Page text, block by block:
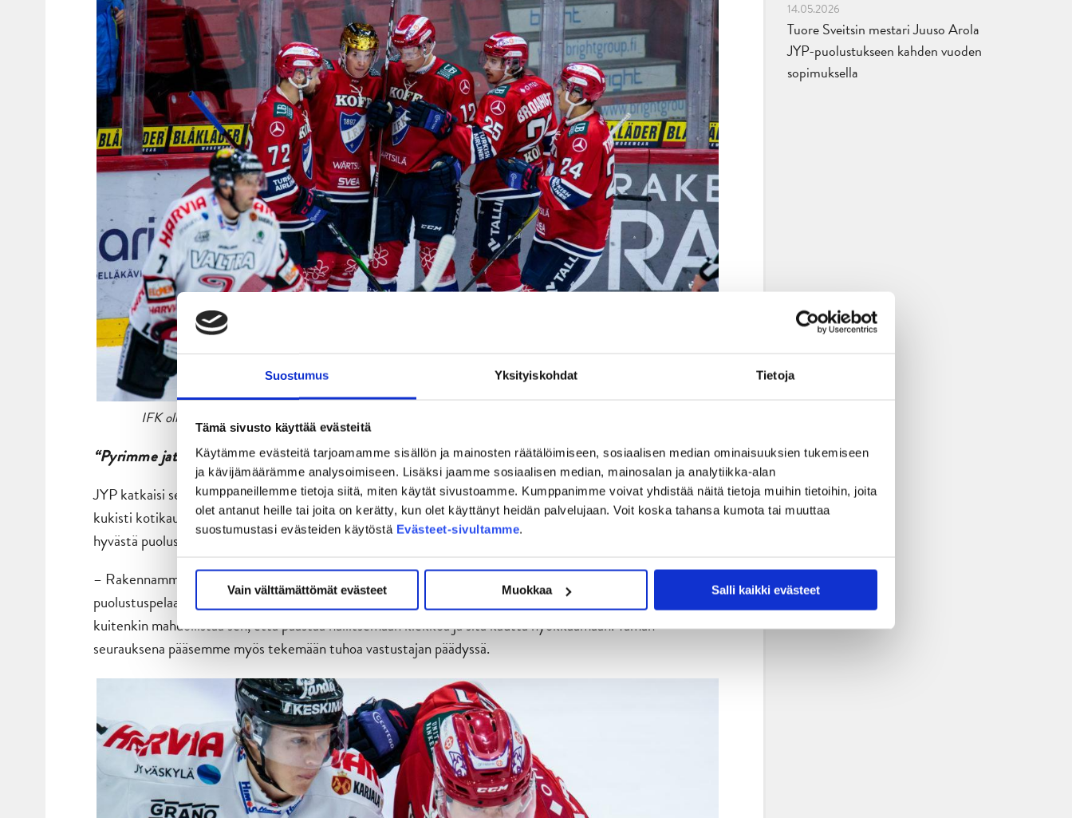
Suostumus Yksityiskohdat Tietoja
Tämä sivusto käyttää evästeitä
Käytämme evästeitä tarjoamamme sisällön ja mainosten räätälöimiseen, sosiaalisen median ominaisuuksien tukemiseen
ja kävijämäärämme analysoimiseen. Lisäksi jaamme sosiaalisen median, mainosalan ja analytiikka-alan
kumppaneillemme tietoja siitä, miten käytät sivustoamme. Kumppanimme voivat yhdistää näitä tietoja muihin tietoihin, joita
olet antanut heille tai joita on kerätty, kun olet käyttänyt heidän palvelujaan. Voit koska tahansa kumota tai muuttaa
suostumustasi evästeiden käytöstä Evästeet-sivultamme.
Vain välttämättömät evästeet Muokkaa Salli kaikki evästeet
IFK oli joukkueiden edellisessä Helsingin kohtaamisessa selvästi parempi (Kuva: Juuso Pellava / Liiga).
“Pyrimme jatkuvasti kehittämään taisteluilmettämme”
JYP katkaisi seitsemän ottelun tappioputkensa juuri ennen vuodenvaihdetta, kun jyväskyläläisjoukkue
kukisti kotikaukalossa Mikkelin Jukurit 4-0-lukemin. Paluu voittokantaan oli seurausta ennen muuta
hyvästä puolustuspelistä, jollaista tarvitaan myös perjantai-iltana Nordenskiöldinkadun kirkkaissa valoissa.
– Rakennamme nuoren joukkueen identiteettiä ja pyrimme jatkuvasti kehittämään taisteluilmettämme
puolustuspelaamisen kautta. Pelaamisessamme on vielä paljon tekemistä. Tiukka puolustuspelaaminen
kuitenkin mahdollistaa sen, että päästää hallitsemaan kiekkoa ja sitä kautta hyökkäämään. Tämän
seurauksena pääsemme myös tekemään tuhoa vastustajan päädyssä.
14.05.2026
Tuore Sveitsin mestari Juuso Arola
JYP-puolustukseen kahden vuoden
sopimuksella